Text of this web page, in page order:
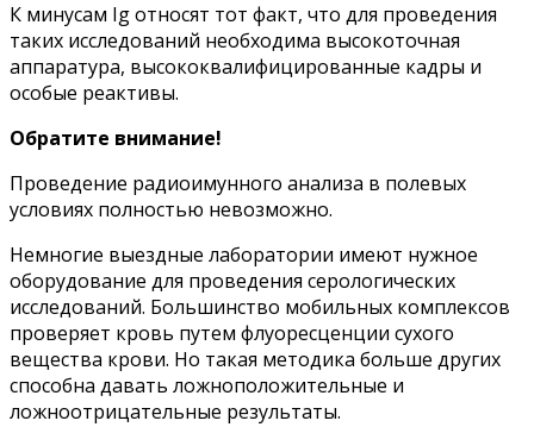
К минусам Ig относят тот факт, что для проведения
таких исследований необходима высокоточная
аппаратура, высококвалифицированные кадры и
особые реактивы.
Обратите внимание!
Проведение радиоимунного анализа в полевых
условиях полностью невозможно.
Немногие выездные лаборатории имеют нужное
оборудование для проведения серологических
исследований. Большинство мобильных комплексов
проверяет кровь путем флуоресценции сухого
вещества крови. Но такая методика больше других
способна давать ложноположительные и
ложноотрицательные результаты.